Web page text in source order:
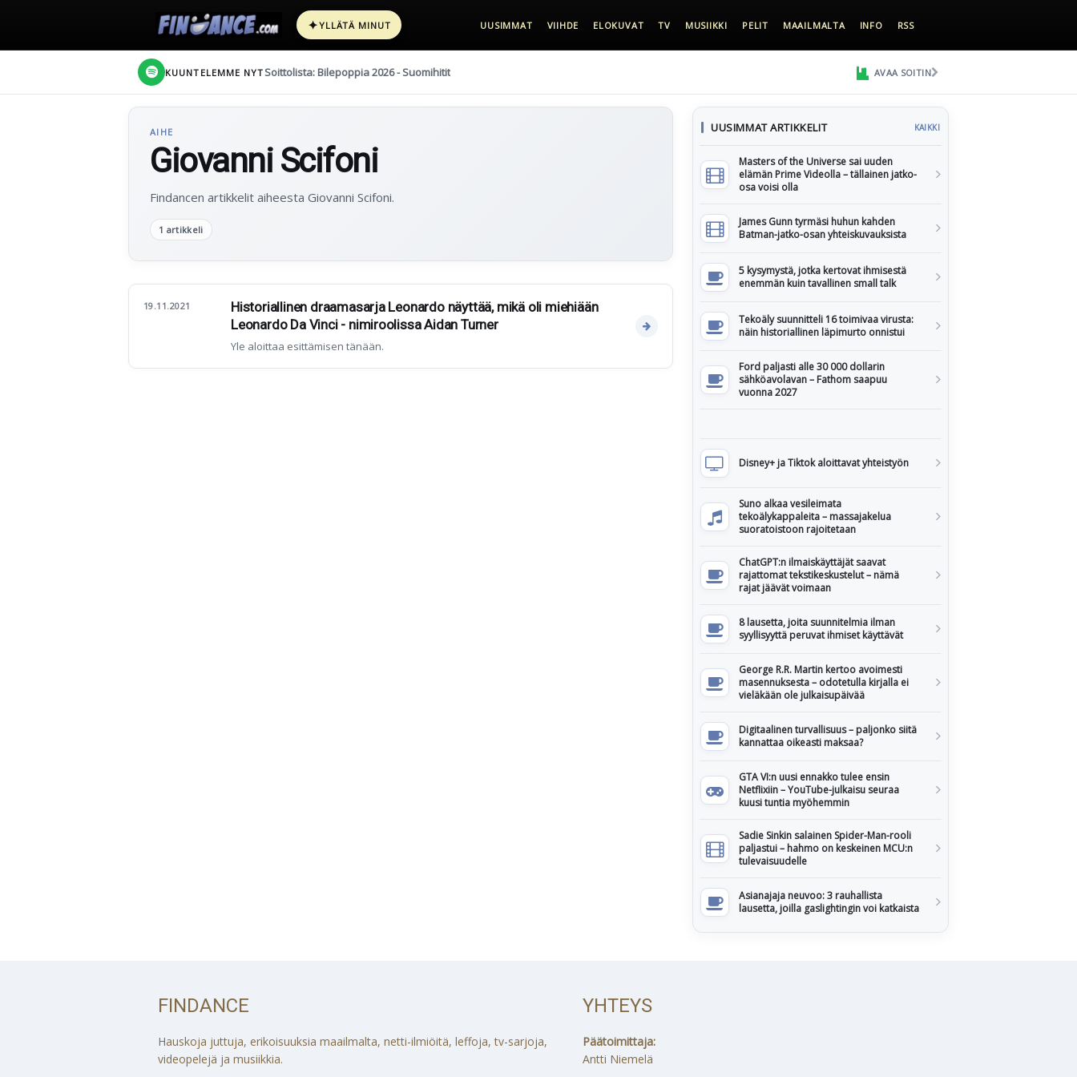
✦YLLÄTÄ MINUT UUSIMMAT VIIHDE ELOKUVAT TV MUSIIKKI PELIT MAAILMALTA INFO RSS
KUUNTELEMME NYT Soittolista: Bilepoppia 2026 - Suomihitit AVAA SOITIN
AIHE
Giovanni Scifoni
Findancen artikkelit aiheesta Giovanni Scifoni.
1 artikkeli
19.11.2021
Historiallinen draamasarja Leonardo näyttää, mikä oli miehiään
Leonardo Da Vinci - nimiroolissa Aidan Turner
Yle aloittaa esittämisen tänään.
UUSIMMAT ARTIKKELIT KAIKKI
Masters of the Universe sai uuden
elämän Prime Videolla – tällainen jatko-
osa voisi olla
James Gunn tyrmäsi huhun kahden
Batman-jatko-osan yhteiskuvauksista
5 kysymystä, jotka kertovat ihmisestä
enemmän kuin tavallinen small talk
Tekoäly suunnitteli 16 toimivaa virusta:
näin historiallinen läpimurto onnistui
Ford paljasti alle 30 000 dollarin
sähköavolavan – Fathom saapuu
vuonna 2027
Disney+ ja Tiktok aloittavat yhteistyön
Suno alkaa vesileimata
tekoälykappaleita – massajakelua
suoratoistoon rajoitetaan
ChatGPT:n ilmaiskäyttäjät saavat
rajattomat tekstikeskustelut – nämä
rajat jäävät voimaan
8 lausetta, joita suunnitelmia ilman
syyllisyyttä peruvat ihmiset käyttävät
George R.R. Martin kertoo avoimesti
masennuksesta – odotetulla kirjalla ei
vieläkään ole julkaisupäivää
Digitaalinen turvallisuus – paljonko siitä
kannattaa oikeasti maksaa?
GTA VI:n uusi ennakko tulee ensin
Netflixiin – YouTube-julkaisu seuraa
kuusi tuntia myöhemmin
Sadie Sinkin salainen Spider-Man-rooli
paljastui – hahmo on keskeinen MCU:n
tulevaisuudelle
Asianajaja neuvoo: 3 rauhallista
lausetta, joilla gaslightingin voi katkaista
FINDANCE
Hauskoja juttuja, erikoisuuksia maailmalta, netti-ilmiöitä, leffoja, tv-sarjoja,
videopelejä ja musiikkia.
YHTEYS
Päätoimittaja:
Antti Niemelä